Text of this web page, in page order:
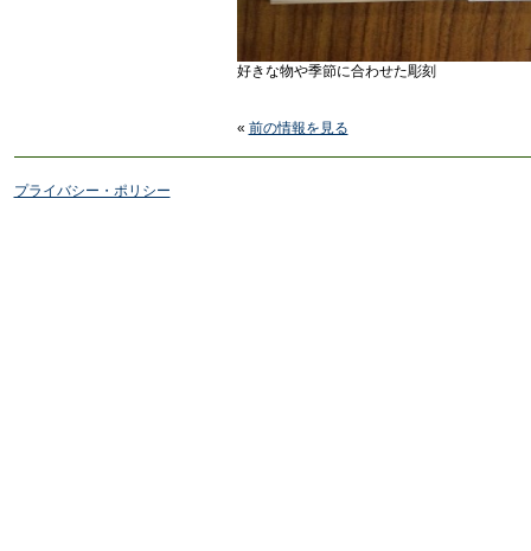
好きな物や季節に合わせた彫刻
« 前の情報を見る
プライバシー・ポリシー